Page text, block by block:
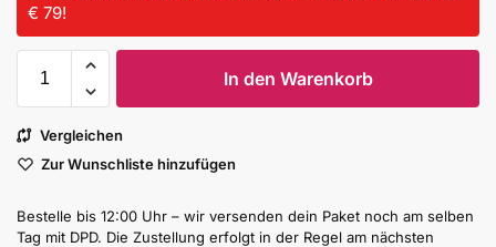
€ 79!
In den Warenkorb
Vergleichen
Zur Wunschliste hinzufügen
Bestelle bis 12:00 Uhr – wir versenden dein Paket noch am selben
Tag mit DPD. Die Zustellung erfolgt in der Regel am nächsten